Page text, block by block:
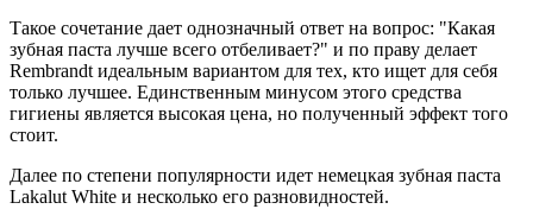
Такое сочетание дает однозначный ответ на вопрос: "Какая
зубная паста лучше всего отбеливает?" и по праву делает
Rembrandt идеальным вариантом для тех, кто ищет для себя
только лучшее. Единственным минусом этого средства
гигиены является высокая цена, но полученный эффект того
стоит.
Далее по степени популярности идет немецкая зубная паста
Lakalut White и несколько его разновидностей.